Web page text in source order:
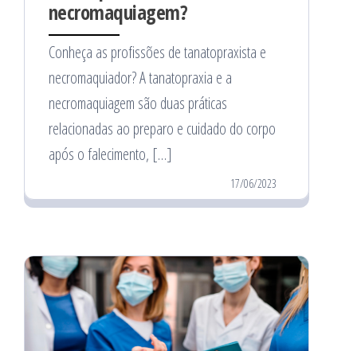
necromaquiagem?
Conheça as profissões de tanatopraxista e
necromaquiador? A tanatopraxia e a
necromaquiagem são duas práticas
relacionadas ao preparo e cuidado do corpo
após o falecimento, […]
17/06/2023